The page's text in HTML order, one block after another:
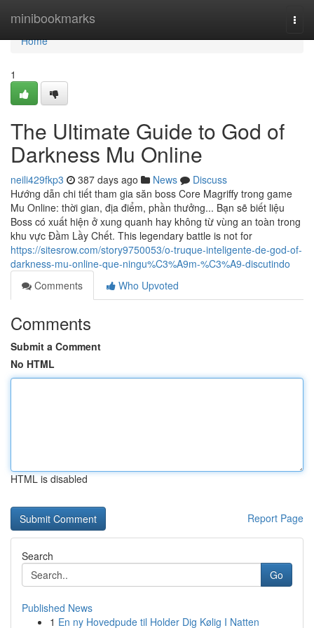
minibookmarks
Home
Home
1
The Ultimate Guide to God of
Darkness Mu Online
neili429fkp3 387 days ago News
Discuss
Hướng dẫn chi tiết tham gia săn boss Core Magriffy trong game
Mu Online: thời gian, địa điểm, phần thưởng... Bạn sẽ biết liệu
Boss có xuất hiện ở xung quanh hay không từ vùng an toàn trong
khu vực Đầm Lầy Chết. This legendary battle is not for
https://sitesrow.com/story9750053/o-truque-inteligente-de-god-of-
darkness-mu-online-que-ningu%C3%A9m-%C3%A9-discutindo
Comments
Who Upvoted
Comments
Submit a Comment
No HTML
HTML is disabled
Report Page
Search
Go
Published News
1 En ny Hovedpude til Holder Dig Kølig I Natten